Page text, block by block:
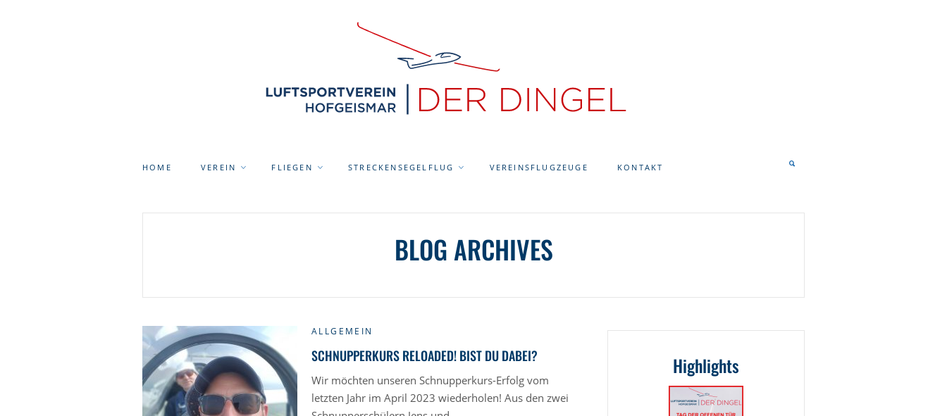
HOME VEREIN FLIEGEN STRECKENSEGELFLUG VEREINSFLUGZEUGE KONTAKT
BLOG ARCHIVES
ALLGEMEIN
SCHNUPPERKURS RELOADED! BIST DU DABEI?
Wir möchten unseren Schnupperkurs-Erfolg vom
letzten Jahr im April 2023 wiederholen! Aus den zwei
Highlights